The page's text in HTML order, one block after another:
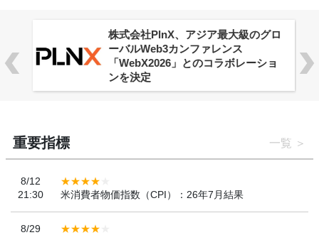
株式会社PlnX、アジア最大級のグロ
ーバルWeb3カンファレンス
「WebX2026」とのコラボレーショ
ンを決定
重要指標 一覧
8/12
21:30
米消費者物価指数（CPI）：26年7月結果
8/29